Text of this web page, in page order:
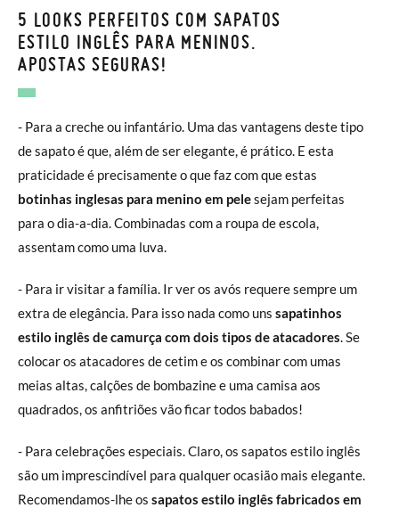
5 LOOKS PERFEITOS COM SAPATOS
ESTILO INGLÊS PARA MENINOS.
APOSTAS SEGURAS!
- Para a creche ou infantário. Uma das vantagens deste tipo
de sapato é que, além de ser elegante, é prático. E esta
praticidade é precisamente o que faz com que estas
botinhas inglesas para menino em pelesejam perfeitas
para o dia-a-dia. Combinadas com a roupa de escola,
assentam como uma luva.
- Para ir visitar a família. Ir ver os avós requere sempre um
extra de elegância. Para isso nada como uns sapatinhos
estilo inglês de camurça com dois tipos de atacadores. Se
colocar os atacadores de cetim e os combinar com umas
meias altas, calções de bombazine e uma camisa aos
quadrados, os anfitriões vão ficar todos babados!
- Para celebrações especiais. Claro, os sapatos estilo inglês
são um imprescindível para qualquer ocasião mais elegante.
Recomendamos-lhe os sapatos estilo inglês fabricados em